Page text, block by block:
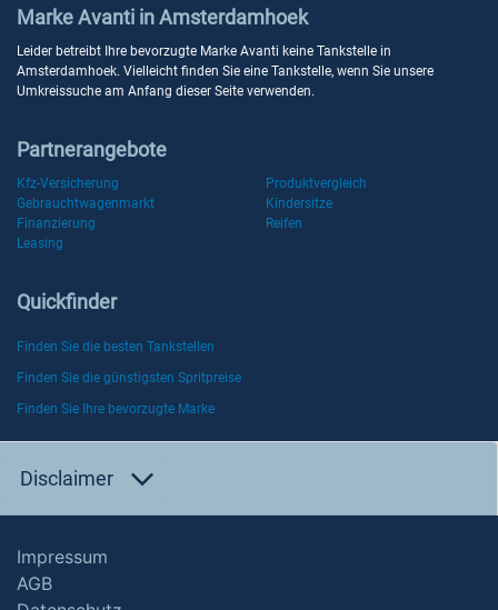
Marke Avanti in Amsterdamhoek
Leider betreibt Ihre bevorzugte Marke Avanti keine Tankstelle in
Amsterdamhoek. Vielleicht finden Sie eine Tankstelle, wenn Sie unsere
Umkreissuche am Anfang dieser Seite verwenden.
Partnerangebote
Kfz-Versicherung
Produktvergleich
Gebrauchtwagenmarkt
Kindersitze
Finanzierung
Reifen
Leasing
Quickfinder
Finden Sie die besten Tankstellen
Finden Sie die günstigsten Spritpreise
Finden Sie Ihre bevorzugte Marke
Disclaimer
Impressum
AGB